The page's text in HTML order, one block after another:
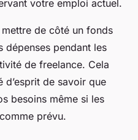
votre emploi actuel.
de côté un fonds
dépenses pendant les
de freelance. Cela
de savoir que
besoins même si les
prévu.